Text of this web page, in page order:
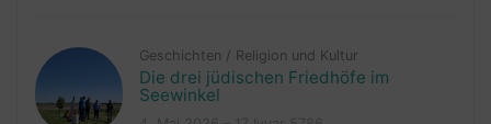
Geschichten / Religion und Kultur
Die drei jüdischen Friedhöfe im
Seewinkel